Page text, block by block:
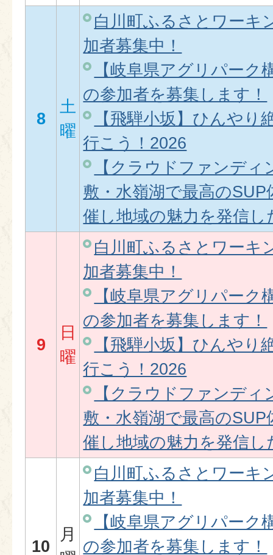
8
土
曜
白川町ふるさとワー
加者募集中！
【岐阜県アグリパーク
の参加者を募集します！
【飛騨小坂】ひんやり
行こう！2026
【クラウドファンデ
敷・水嶺湖で最高の
催し地域の魅力を発信し
9
日
曜
白川町ふるさとワー
加者募集中！
【岐阜県アグリパーク
の参加者を募集します！
【飛騨小坂】ひんやり
行こう！2026
【クラウドファンデ
敷・水嶺湖で最高の
催し地域の魅力を発信し
10
月
白川町ふるさとワー
加者募集中！
【岐阜県アグリパーク
の参加者を募集します！